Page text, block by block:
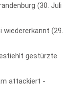
30. Juli
wiedererkannt
29.
gestürzte
attackiert -